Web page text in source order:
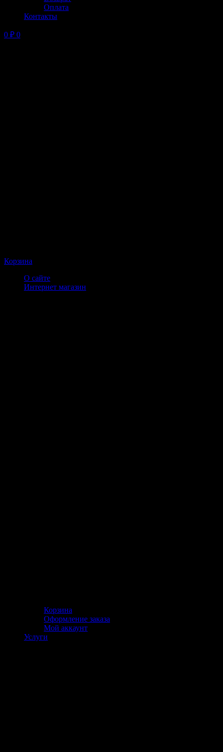
Оплата
Контакты
0 ₽ 0
Корзина
О сайте
Интернет магазин
Корзина
Оформление заказа
Мой аккаунт
Услуги